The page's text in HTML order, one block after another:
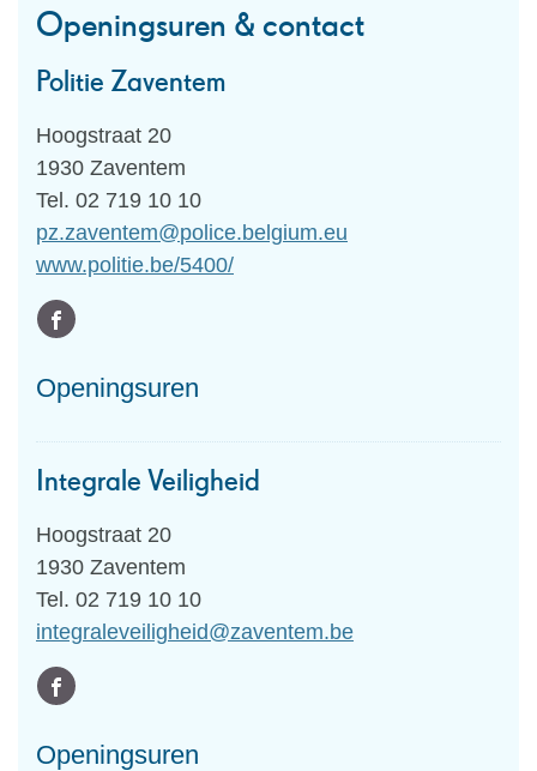
Openingsuren & contact
Politie Zaventem
Adres
Hoogstraat 20
,1930 Zaventem
Tel. 02 719 10 10
E-
mail
pz.zaventem@police.belgium.eu
Website
www.politie.be/5400/
Volg
op
Facebook
Zaventem
Openingsuren
Integrale Veiligheid
Adres
Hoogstraat 20
,1930 Zaventem
Tel. 02 719 10 10
E-
mail
integraleveiligheid@zaventem.be
Volg
op
Facebook
Veiligheid
Openingsuren